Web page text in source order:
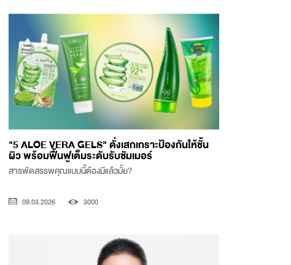
"5 ALOE VERA GELS" ดั่งเสกเกราะป้องกันให้ชั้น
ผิว พร้อมฟื้นฟูเต็มระดับรับซัมเมอร์
สารพัดสรรพคุณแบบนี้ต้องมีแล้วมั้ย?
09.03.2026 3000